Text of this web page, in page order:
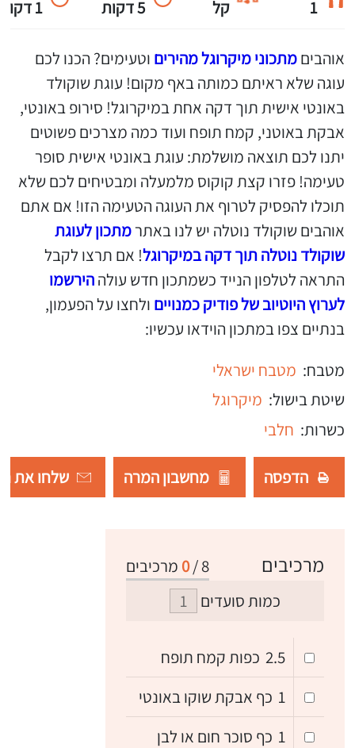
1 קל 5 דקות 1 דקות
אוהביםמתכוני מיקרוגל מהירים וטעימים? הכנו לכם
עוגה שלא ראיתם כמותה באף מקום! עוגת שוקולד
באונטי אישית תוך דקה אחת במיקרוגל! סירופ באונטי,
אבקת באוטני, קמח תופח ועוד כמה מצרכים פשוטים
יתנו לכם תוצאה מושלמת: עוגת באונטי אישית סופר
טעימה! פזרו קצת קוקוס מלמעלה ומבטיחים לכם שלא
תוכלו להפסיק לטרוף את העוגה הטעימה הזו! אם אתם
אוהבים שוקולד נוטלה יש לנו באתרמתכון לעוגת
שוקולד נוטלה תוך דקה במיקרוגל! אם תרצו לקבל
התראה לטלפון הנייד כשמתכון חדש עולההירשמו
לערוץ היוטיוב של פודיק כמנויים ולחצו על הפעמון,
בנתיים צפו במתכון הוידאו עכשיו:
מטבח: מטבח ישראלי
שיטת בישול: מיקרוגל
כשרות: חלבי
הדפסה מחשבון המרה שלחו את
8
/
0 מרכיבים מרכיבים
כמות סועדים
2.5 כפות קמח תופח
1 כף אבקת שוקו באונטי
1 כף סוכר חום או לבן